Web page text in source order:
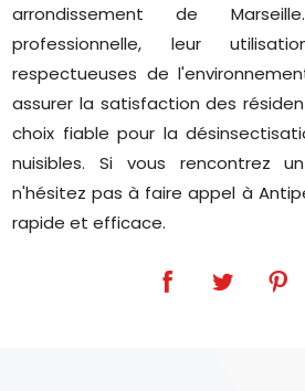
arrondissement de
professionnelle, leur
respectueuses de
assurer la satisfaction des
choix fiable pour la
nuisibles. Si vous rencontrez
n'hésitez pas à faire appel à
rapide et efficace.